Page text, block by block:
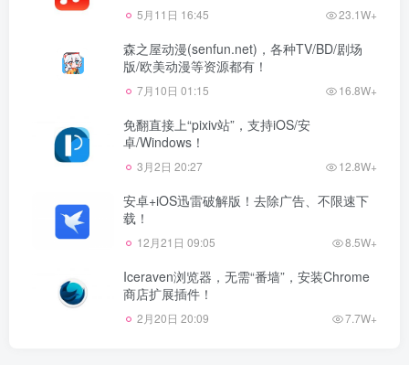
5月11日 16:45 23.1W+
森之屋动漫(senfun.net)，各种TV/BD/剧场
版/欧美动漫等资源都有！
7月10日 01:15 16.8W+
免翻直接上“pixiv站”，支持iOS/安
卓/Windows！
3月2日 20:27 12.8W+
安卓+iOS迅雷破解版！去除广告、不限速下
载！
12月21日 09:05 8.5W+
Iceraven浏览器，无需“番墙”，安装Chrome
商店扩展插件！
2月20日 20:09 7.7W+